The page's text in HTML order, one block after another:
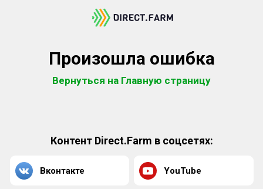
Произошла ошибка
Вернуться на Главную страницу
Контент Direct.Farm в соцсетях:
Вконтакте YouTube